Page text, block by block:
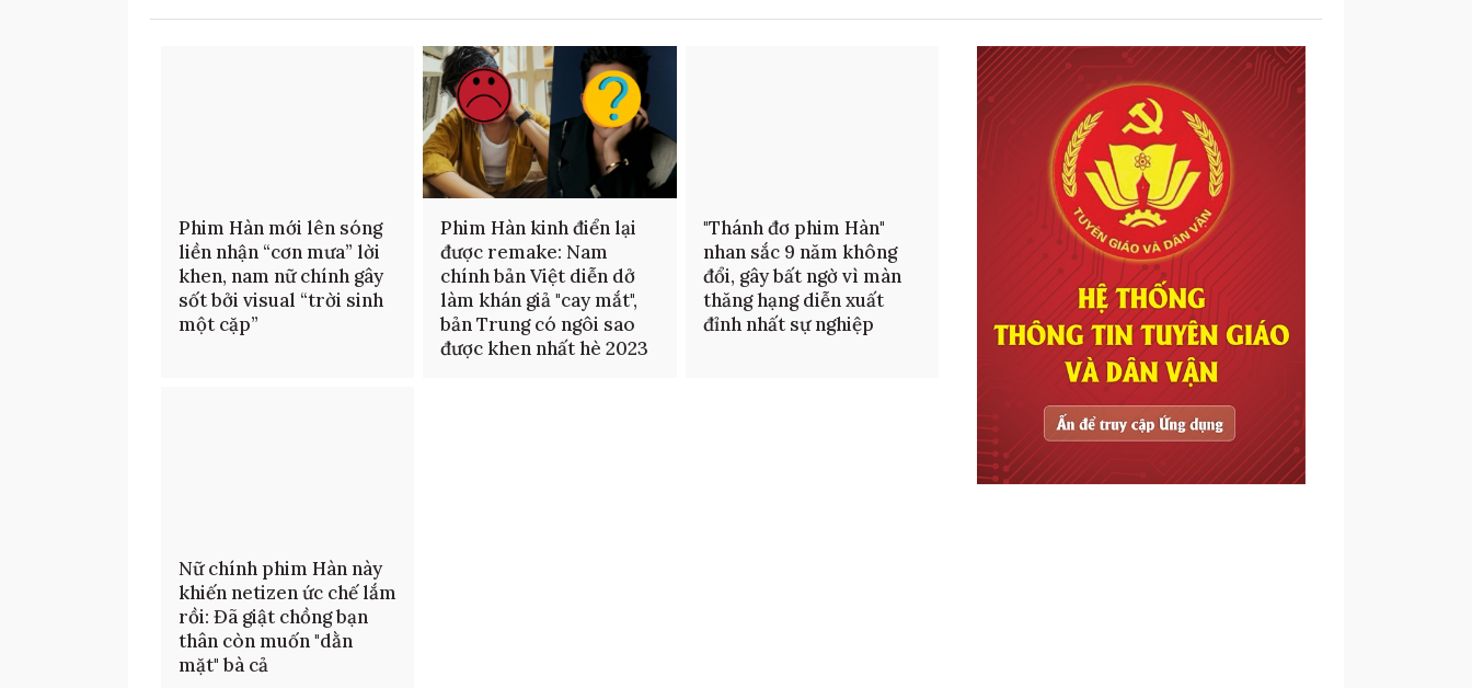
Phim Hàn mới lên sóng
liền nhận “cơn mưa” lời
khen, nam nữ chính gây
sốt bởi visual “trời sinh
một cặp”
Phim Hàn kinh điển lại
được remake: Nam
chính bản Việt diễn dở
làm khán giả "cay mắt",
bản Trung có ngôi sao
được khen nhất hè 2023
"Thánh đơ phim Hàn"
nhan sắc 9 năm không
đổi, gây bất ngờ vì màn
thăng hạng diễn xuất
đỉnh nhất sự nghiệp
Nữ chính phim Hàn này
khiến netizen ức chế lắm
rồi: Đã giật chồng bạn
thân còn muốn "dằn
mặt" bà cả